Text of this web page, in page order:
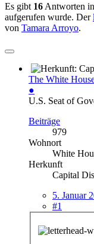
Es gibt 16 Antworten
aufgerufen wurde. Der
von Tamara Arroyo.
The White
●
U.S. Seat of
Beiträge
979
Wohnort
White
Herkunft
Capital
5. Januar
#1